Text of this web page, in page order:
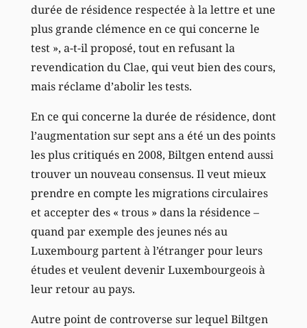
durée de résidence respectée à la lettre et une
plus grande clémence en ce qui concerne le
test », a-t-il proposé, tout en refusant la
revendication du Clae, qui veut bien des cours,
mais réclame d’abolir les tests.
En ce qui concerne la durée de résidence, dont
l’augmentation sur sept ans a été un des points
les plus critiqués en 2008, Biltgen entend aussi
trouver un nouveau consensus. Il veut mieux
prendre en compte les migrations circulaires
et accepter des « trous » dans la résidence –
quand par exemple des jeunes nés au
Luxembourg partent à l’étranger pour leurs
études et veulent devenir Luxembourgeois à
leur retour au pays.
Autre point de controverse sur lequel Biltgen